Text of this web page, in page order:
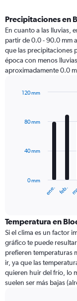
Precipitaciones en
En cuanto a las lluvias,
partir de 0.0 - 90.0 mm
que las precipitaciones
época con menos
aproximadamente 0.0
with
The
categories.
Range:
12
categories.
chart
has
1
ene. feb.
0 mm
40 mm
80 mm
120 mm
Temperatura en
Si el clima es un factor
gráfico te puede
prefieren temperaturas
ir, ya que las
quieren huir del frío, lo
suelen ser más bajas